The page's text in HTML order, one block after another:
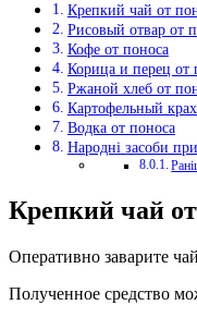
Крепкий чай от
Рисовый отвар от
Кофе от поноса
Корица и перец от
Ржаной хлеб от
Картофельный
Водка от поноса
Народні засоби
Крепкий чай
Оперативно заварите
Полученное средство